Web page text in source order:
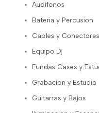
Audifonos
Bateria y Percusion
Cables y Conectores
Equipo Dj
Fundas Cases y
Grabacion y Estudio
Guitarras y Bajos